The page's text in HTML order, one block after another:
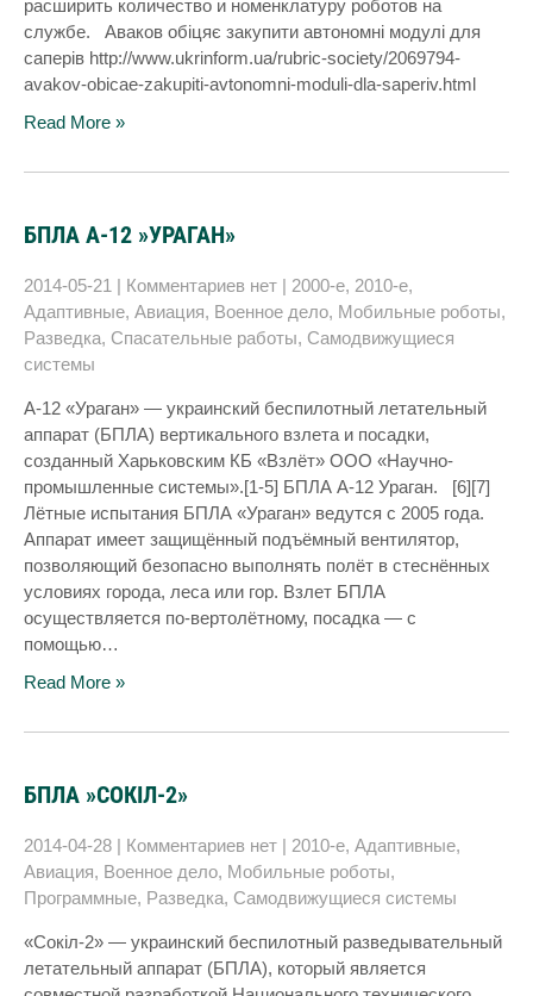
расширить количество и номенклатуру роботов на
службе. Аваков обіцяє закупити автономні модулі для
саперів http://www.ukrinform.ua/rubric-society/2069794-
avakov-obicae-zakupiti-avtonomni-moduli-dla-saperiv.html
Read More »
БПЛА А-12 »УРАГАН»
2014-05-21 | Комментариев нет | 2000-е, 2010-е,
Адаптивные, Авиация, Военное дело, Мобильные роботы,
Разведка, Спасательные работы, Самодвижущиеся
системы
A-12 «Ураган» — украинский беспилотный летательный
аппарат (БПЛА) вертикального взлета и посадки,
созданный Харьковским КБ «Взлёт» ООО «Научно-
промышленные системы».[1-5] БПЛА А-12 Ураган. [6][7]
Лётные испытания БПЛА «Ураган» ведутся с 2005 года.
Аппарат имеет защищённый подъёмный вентилятор,
позволяющий безопасно выполнять полёт в стеснённых
условиях города, леса или гор. Взлет БПЛА
осуществляется по-вертолётному, посадка — с
помощью…
Read More »
БПЛА »СОКІЛ-2»
2014-04-28 | Комментариев нет | 2010-е, Адаптивные,
Авиация, Военное дело, Мобильные роботы,
Программные, Разведка, Самодвижущиеся системы
«Сокіл-2» — украинский беспилотный разведывательный
летательный аппарат (БПЛА), который является